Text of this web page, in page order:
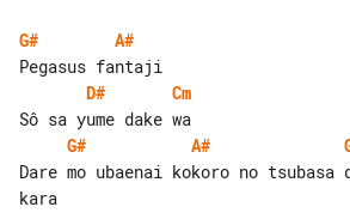
G#
A#
D#
Cm
G#
A#
Dare mo ubaenai kokoro no tsubasa
kara